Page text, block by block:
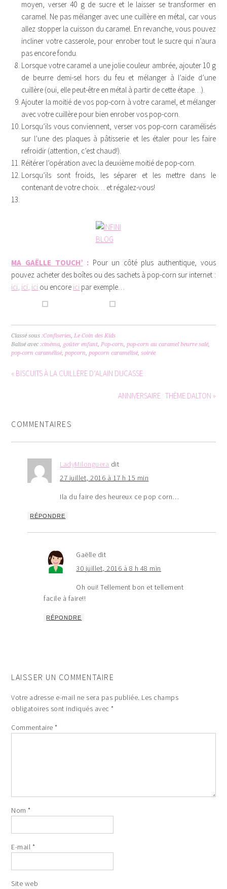
moyen, verser 40 g de sucre et le laisser se transformer en
caramel. Ne pas mélanger avec une cuillère en métal, car vous
allez stopper la cuisson du caramel. En revanche, vous pouvez
incliner votre casserole, pour enrober tout le sucre qui n’aura
pas encore fondu.
Lorsque votre caramel a une jolie couleur ambrée, ajouter 10 g
de beurre demi-sel hors du feu et mélanger à l’aide d’une
cuillère (oui, elle peut-être en métal à partir de cette étape…).
Ajouter la moitié de vos pop-corn à votre caramel, et mélanger
avec votre cuillère pour bien enrober vos pop-corn.
Lorsqu’ils vous conviennent, verser vos pop-corn caramélisés
sur l’une des plaques à pâtisserie et les étaler pour les faire
refroidir (attention, c’est chaud!).
Réitérer l’opération avec la deuxième moitié de pop-corn.
Lorsqu’ils sont froids, les séparer et les mettre dans le
contenant de votre choix… et régalez-vous!
MA GAËLLE TOUCH’ : Pour un côté plus authentique, vous
pouvez acheter des boîtes ou des sachets à pop-corn sur internet :
ici, ici, ici ou encore ici par exemple…
Classé sous :Confiseries,Le Coin des Kids
Balisé avec :cinéma, goûter enfant,Pop-corn,pop-corn au caramel beurre salé,
pop-corn caramélisé,popcorn,popcorn caramélisé,soirée
« BISCUITS À LA CUILLÈRE D’ALAIN DUCASSE
ANNIVERSAIRE : THÈME DALTON »
COMMENTAIRES
LadyMilonguera dit
27 juillet, 2016 à 17 h 15 min
Ila du faire des heureux ce pop corn…
RÉPONDRE
Gaëlle dit
30 juillet, 2016 à 8 h 48 min
Oh oui! Tellement bon et tellement
facile à faire!!
RÉPONDRE
LAISSER UN COMMENTAIRE
Votre adresse e-mail ne sera pas publiée. Les champs
obligatoires sont indiqués avec*
Commentaire*
Nom*
E-mail *
Site web